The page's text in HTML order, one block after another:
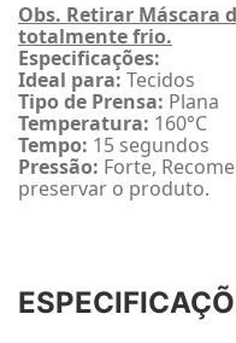
Obs. Retirar Máscara
totalmente frio.
Especificações:
Ideal para: Tecidos
Tipo de Prensa: Plana
Temperatura: 160°C
Tempo: 15 segundos
Pressão: Forte,
preservar o produto.